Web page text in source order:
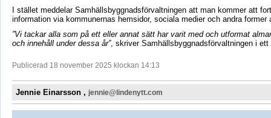
I stället meddelar Samhällsbyggnadsförvaltningenatt man kommer att
information via kommunernas hemsidor, sociala medier och andra former
”Vi tackar alla som på ett eller annat sätt har varit med och utformat
och innehåll under dessa år”, skriver Samhällsbyggnadsförvaltningeni ett
Publicerad 18 november 2025 klockan 14:13
Jennie Einarsson , jennie@lindenytt.com